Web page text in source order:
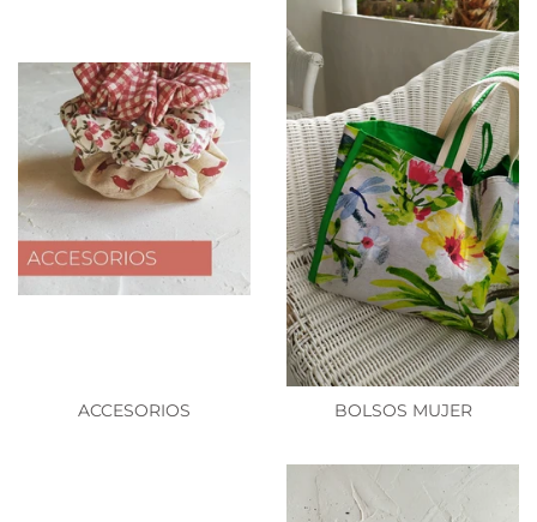
ACCESORIOS BOLSOS MUJER